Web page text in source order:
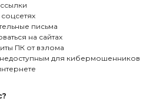
письма
на сайтах
ПК от взлома
для кибермошенников